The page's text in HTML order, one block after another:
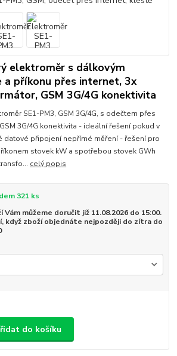
elektroměr s dálkovým
a příkonu přes internet, 3x
GSM 3G/4G konektivita
SE1-PM3, GSM 3G/4G, s odečtem přes
3G/4G konektivita - ideální řešení pokud v
datové připojení nepřímé měření - řešení pro
stovek kW a spotřebou stovek GWh
celý popis
321 ks
Vám můžeme doručit již 11.08.2026 do 15:00.
když zboží objednáte nejpozději do zítra do
do košíku